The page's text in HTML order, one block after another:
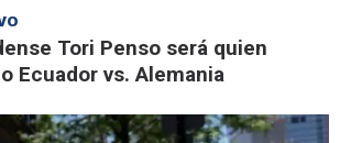
Tori Penso será quien
Ecuador vs. Alemania